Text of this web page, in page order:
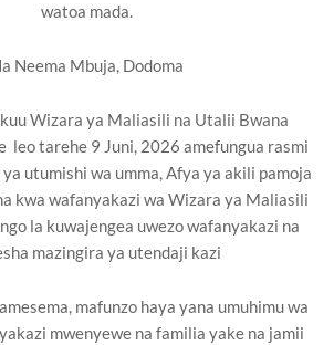
watoa mada.
Neema Mbuja, Dodoma
Wizara ya Maliasili na Utalii Bwana
leo tarehe 9 Juni, 2026 amefungua rasmi
utumishi wa umma, Afya ya akili pamoja
kwa wafanyakazi wa Wizara ya Maliasili
la kuwajengea uwezo wafanyakazi na
mazingira ya utendaji kazi
mafunzo haya yana umuhimu wa
mwenyewe na familia yake na jamii